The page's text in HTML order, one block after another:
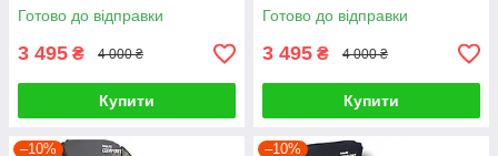
Готово до відправки
3 495 ₴ 4 000 ₴
Купити
Готово до відправки
3 495 ₴ 4 000 ₴
Купити
–10% –10%